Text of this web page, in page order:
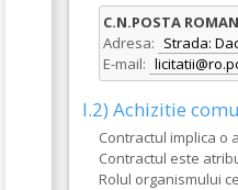
C.N.POSTA
Adresa: Strada:
E-mail:
I.2) Achizitie
Contractul implica o
Contractul este
Rolul organismului